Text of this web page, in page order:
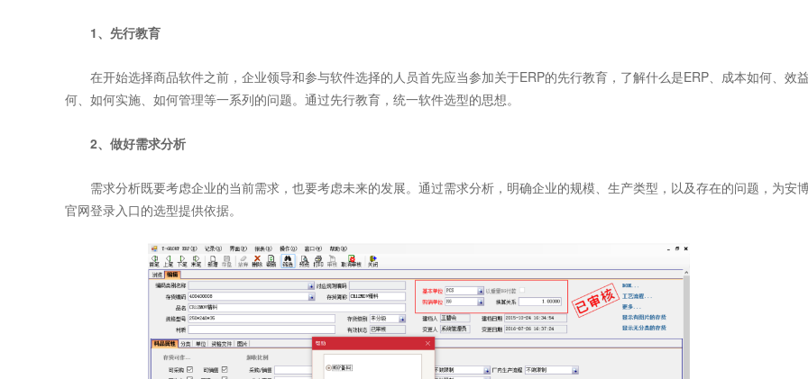
1、先行教育
在开始选择商品软件之前，企业领导和参与软件选择的人员首先应当参加关于ERP的先行教育，了解什么是ERP、成本如何、效
何、如何实施、如何管理等一系列的问题。通过先行教育，统一软件选型的思想。
2、做好需求分析
需求分析既要考虑企业的当前需求，也要考虑未来的发展。通过需求分析，明确企业的规模、生产类型，以及存在的问题，为安
官网登录入口的选型提供依据。